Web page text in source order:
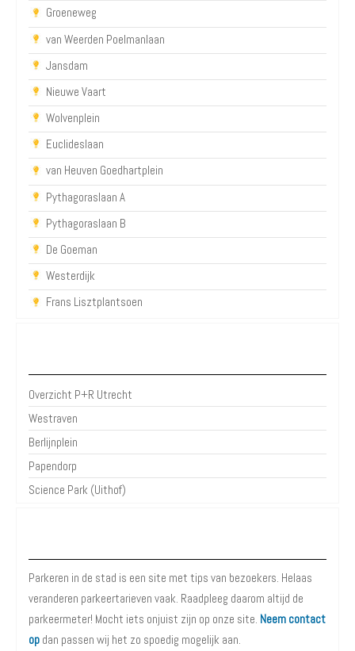
Groeneweg
van Weerden Poelmanlaan
Jansdam
Nieuwe Vaart
Wolvenplein
Euclideslaan
van Heuven Goedhartplein
Pythagoraslaan A
Pythagoraslaan B
De Goeman
Westerdijk
Frans Lisztplantsoen
Overzicht P+R Utrecht
Westraven
Berlijnplein
Papendorp
Science Park (Uithof)
Parkeren in de stad is een site met tips van bezoekers. Helaas
veranderen parkeertarieven vaak. Raadpleeg daarom altijd de
parkeermeter! Mocht iets onjuist zijn op onze site. Neem contact
op dan passen wij het zo spoedig mogelijk aan.